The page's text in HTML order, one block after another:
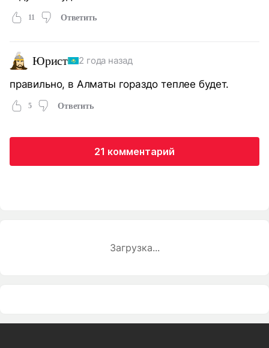
11 Ответить
Юрист 2 года назад
правильно, в Алматы гораздо теплее будет.
5 Ответить
21 комментарий
Загрузка...